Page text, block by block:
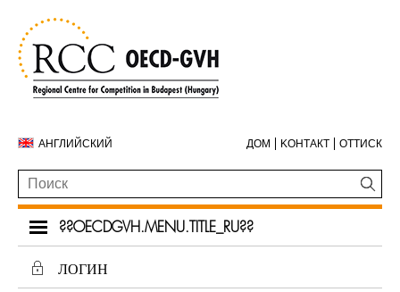
АНГЛИЙСКИЙ ДОМ KОНТАКТ ОТТИСК
??OECDGVH.MENU.TITLE_RU??
ЛОГИН